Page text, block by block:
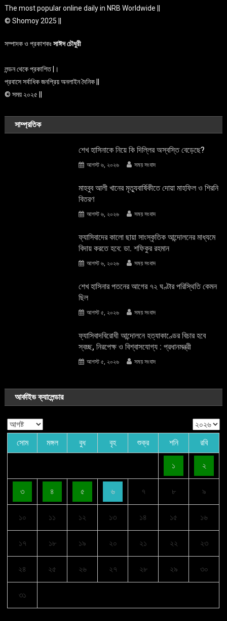
The most popular online daily in NRB Worldwide ||
© Shomoy 2025 ||
সম্পাদক ও প্রকাশকঃসাঈদ চৌধুরী
লন্ডন থেকে প্রকাশিত |।
প্রবাসে সর্বাধিক জনপ্রিয় অনলাইন দৈনিক ||
© সময় ২০২৫ ||
সাম্প্রতিক
শেখ হাসিনাকে নিয়ে কি দিল্লির অস্বস্তি বেড়েছে?
আগস্ট ৬, ২০২৬ সময় সংবাদ
মাহবুব আলী খানের মৃত্যুবার্ষিকীতে দোয়া মাহফিল ও শিরনি
বিতরণ
আগস্ট ৬, ২০২৬ সময় সংবাদ
ফ্যাসিবাদের কালো ছায়া সাংস্কৃতিক আন্দােলনের মাধ্যমে
বিদায় করতে হবে: ডা. শফিকুর রহমান
আগস্ট ৬, ২০২৬ সময় সংবাদ
শেখ হাসিনার পতনের আগের ৭২ ঘণ্টার পরিস্থিতি কেমন
ছিল
আগস্ট ৫, ২০২৬ সময় সংবাদ
ফ্যাসিবাদবিরোধী আন্দোলনে হত্যাকাণ্ডের বিচার হবে
স্বচ্ছ, নিরপেক্ষ ও বিশ্বাসযোগ্য : প্রধানমন্ত্রী
আগস্ট ৫, ২০২৬ সময় সংবাদ
আর্কাইভ ক্যালেন্ডার
সোম মঙ্গল বুধ বৃহ শুক্র শনি রবি
১ ২
৩ ৪ ৫ ৬ ৭ ৮ ৯
১০ ১১ ১২ ১৩ ১৪ ১৫ ১৬
১৭ ১৮ ১৯ ২০ ২১ ২২ ২৩
২৪ ২৫ ২৬ ২৭ ২৮ ২৯ ৩০
৩১